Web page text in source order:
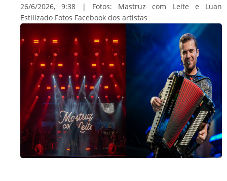
26/6/2026, 9:38 | Fotos: Mastruz com Leite e Luan
Estilizado Fotos Facebook dos artistas